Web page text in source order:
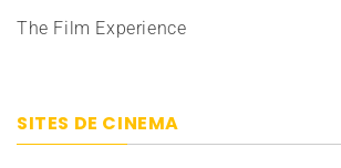
The Film Experience
SITES DE CINEMA